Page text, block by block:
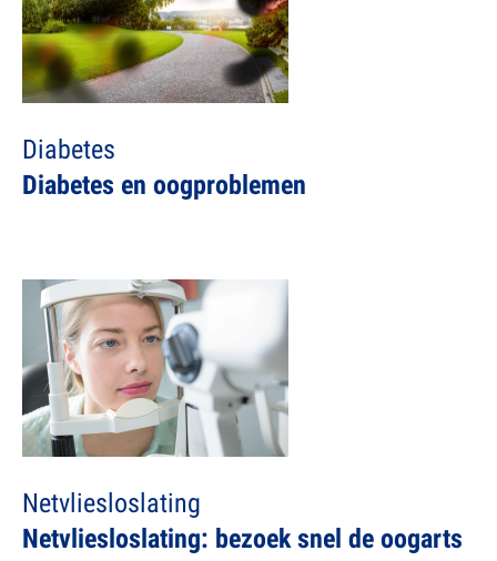
Diabetes
Diabetes en oogproblemen
Netvliesloslating
Netvliesloslating: bezoek snel de oogarts